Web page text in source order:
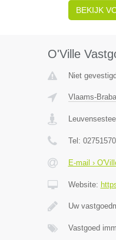
BEKIJK
O'Ville
Niet
Vlaams-
Tel:
E-mail ›
Website:
Uw
Vastgoed